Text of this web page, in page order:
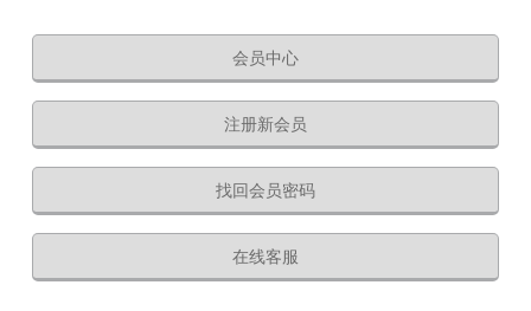
会员中心
注册新会员
找回会员密码
在线客服